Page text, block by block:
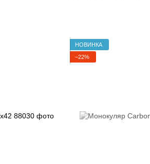
НОВИНКА
−22%